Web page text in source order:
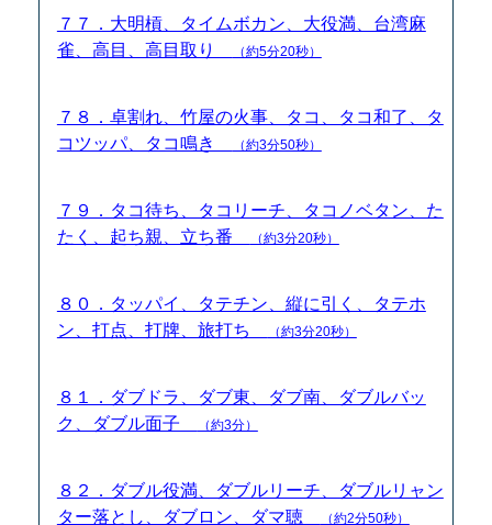
７７．大明槓、タイムボカン、大役満、台湾麻
雀、高目、高目取り
（約5分20秒）
７８．卓割れ、竹屋の火事、タコ、タコ和了、タ
コツッパ、タコ鳴き
（約3分50秒）
７９．タコ待ち、タコリーチ、タコノベタン、た
たく、起ち親、立ち番
（約3分20秒）
８０．タッパイ、タテチン、縦に引く、タテホ
ン、打点、打牌、旅打ち
（約3分20秒）
８１．ダブドラ、ダブ東、ダブ南、ダブルバッ
ク、ダブル面子
（約3分）
８２．ダブル役満、ダブルリーチ、ダブルリャン
ター落とし、ダブロン、ダマ聴
（約2分50秒）